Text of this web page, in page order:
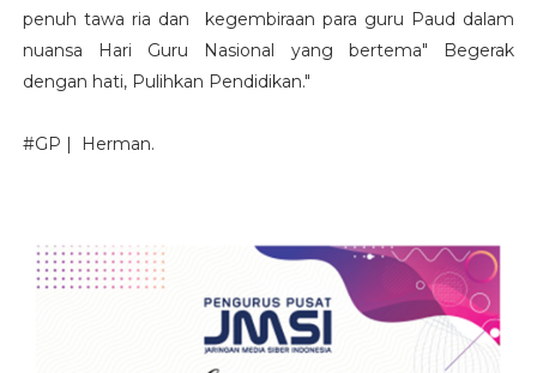
penuh tawa ria dan kegembiraan para guru Paud dalam
nuansa Hari Guru Nasional yang bertema" Begerak
dengan hati, Pulihkan Pendidikan."
#GP | Herman.